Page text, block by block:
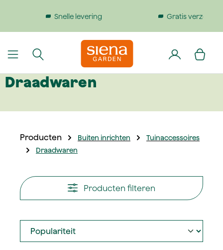
Gratis verzending bij bestellingen boven €199
Draadwaren
Producten Buiten inrichten
Tuinaccessoires
Draadwaren
Producten filteren